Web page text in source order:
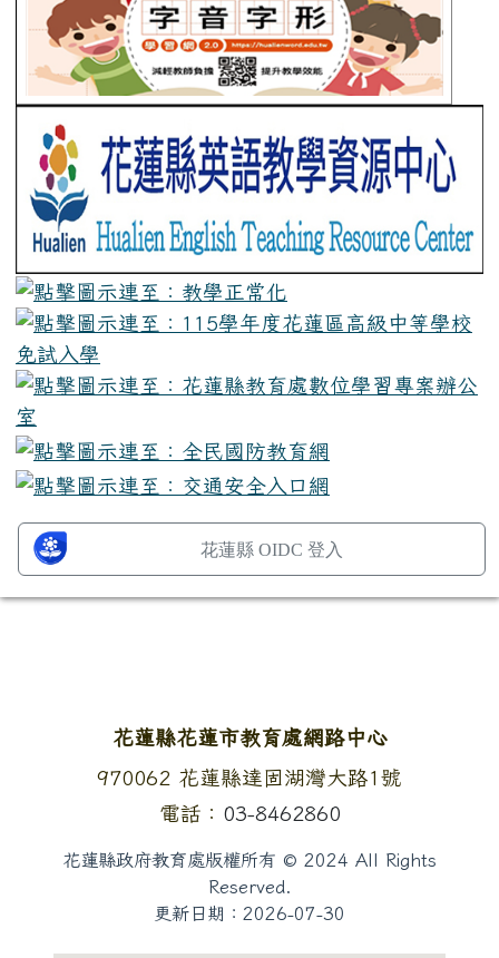
花蓮縣 OIDC 登入
頁尾區域內容
花蓮縣花蓮市教育處網路中心
地址：
970062 花蓮縣達固湖灣大路1號
電話： 03-8462860
花蓮縣政府教育處版權所有 © 2024 All Rights
Reserved.
更新日期： 2026-07-30